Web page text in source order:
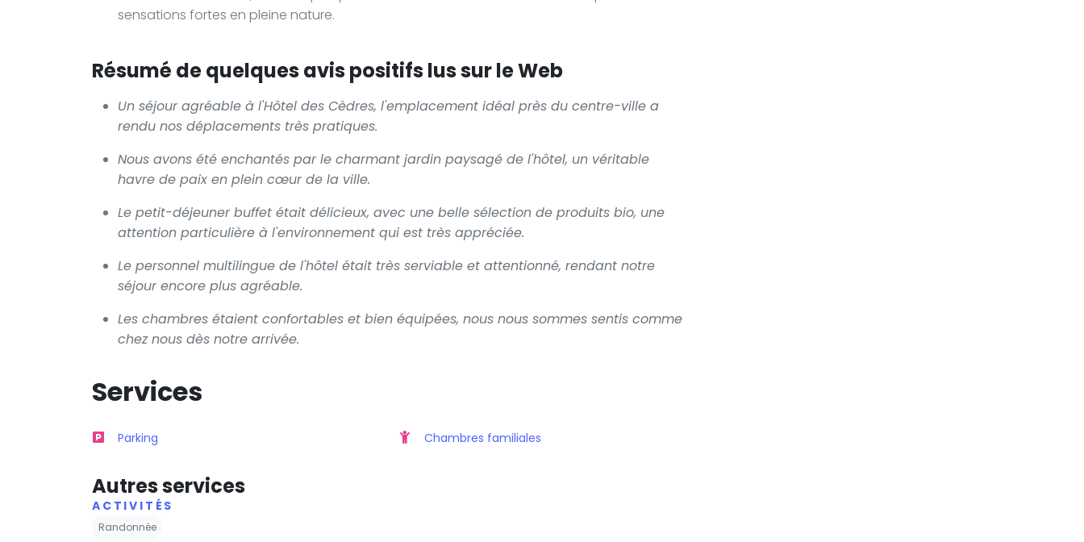
sensations fortes en pleine nature.
Résumé de quelques avis positifs lus sur le Web
Un séjour agréable à l'Hôtel des Cèdres, l'emplacement idéal près du centre-ville a
rendu nos déplacements très pratiques.
Nous avons été enchantés par le charmant jardin paysagé de l'hôtel, un véritable
havre de paix en plein cœur de la ville.
Le petit-déjeuner buffet était délicieux, avec une belle sélection de produits bio, une
attention particulière à l'environnement qui est très appréciée.
Le personnel multilingue de l'hôtel était très serviable et attentionné, rendant notre
séjour encore plus agréable.
Les chambres étaient confortables et bien équipées, nous nous sommes sentis comme
chez nous dès notre arrivée.
Services
Parking Chambres familiales
Autres services
ACTIVITÉS
Randonnée